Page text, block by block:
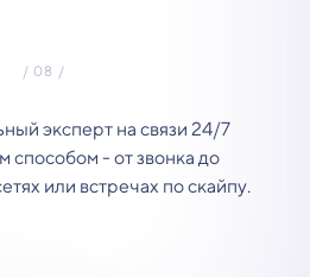
эксперт на связи 24/7
- от звонка до
или встречах по скайпу.